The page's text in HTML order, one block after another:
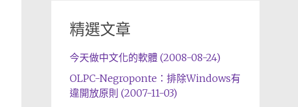
精選文章
今天做中文化的軟體 (2008-08-24)
OLPC-Negroponte：排除Windows有
違開放原則 (2007-11-03)